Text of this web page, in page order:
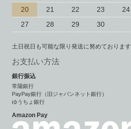
20
21 22 23 24
27
28 29 30
土日祝日も可能な限り発送に努めております
お支払い方法
銀行振込
常陽銀行
PayPay銀行（旧ジャパンネット銀行）
ゆうちょ銀行
Amazon Pay